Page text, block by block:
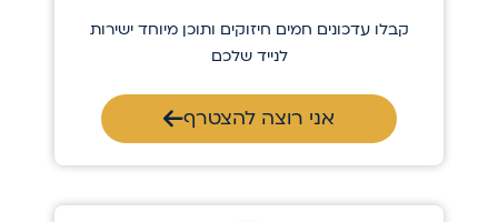
קבלו עדכונים חמים חיזוקים ותוכן מיוחד ישירות
לנייד שלכם
אני רוצה להצטרף